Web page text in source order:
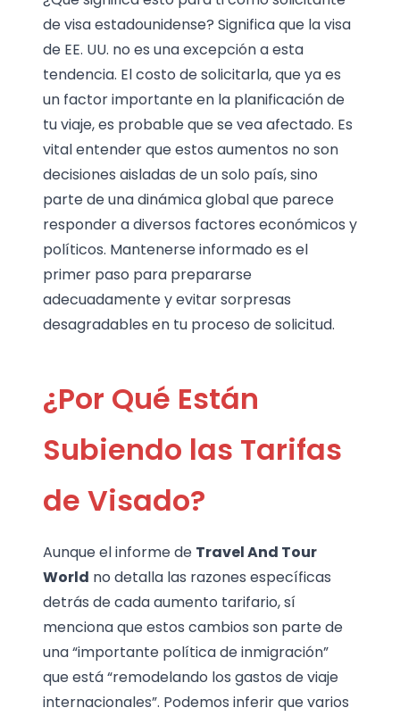
de visa estadounidense? Significa que la visa
de EE. UU. no es una excepción a esta
tendencia. El costo de solicitarla, que ya es
un factor importante en la planificación de
tu viaje, es probable que se vea afectado. Es
vital entender que estos aumentos no son
decisiones aisladas de un solo país, sino
parte de una dinámica global que parece
responder a diversos factores económicos y
políticos. Mantenerse informado es el
primer paso para prepararse
adecuadamente y evitar sorpresas
desagradables en tu proceso de solicitud.
¿Por Qué Están
Subiendo las Tarifas
de Visado?
Aunque el informe de Travel And Tour
World no detalla las razones específicas
detrás de cada aumento tarifario, sí
menciona que estos cambios son parte de
una “importante política de inmigración”
que está “remodelando los gastos de viaje
internacionales”. Podemos inferir que varios